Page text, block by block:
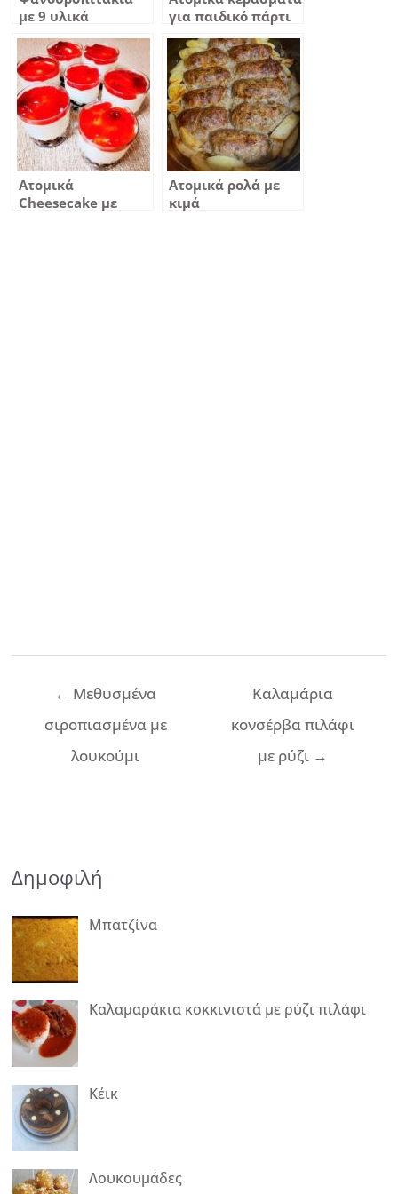
με 9 υλικά
για παιδικό πάρτι
γενέθλια βάφτιση
Ατομικά
Cheesecake με
Ατομικά ρολά με
κιμά
Πλοήγηση
← Μεθυσμένα
σιροπιασμένα με
λουκούμι
Καλαμάρια
κονσέρβα πιλάφι
με ρύζι →
Δημοφιλή
Μπατζίνα
Καλαμαράκια κοκκινιστά με ρύζι πιλάφι
Κέικ
Λουκουμάδες